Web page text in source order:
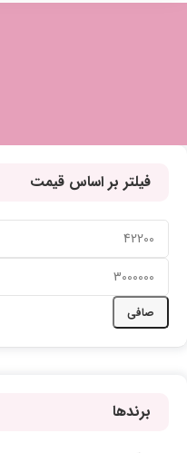
فیلتر بر اساس قیمت
صافی
برندها